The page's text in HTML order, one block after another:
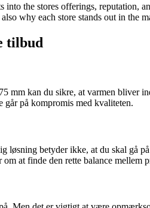
the stores offerings, reputation,
why each store stands out in the
tilbud
kan du sikre, at varmen bliver
på kompromis med kvaliteten.
betyder ikke, at du skal gå
at finde den rette balance mellem